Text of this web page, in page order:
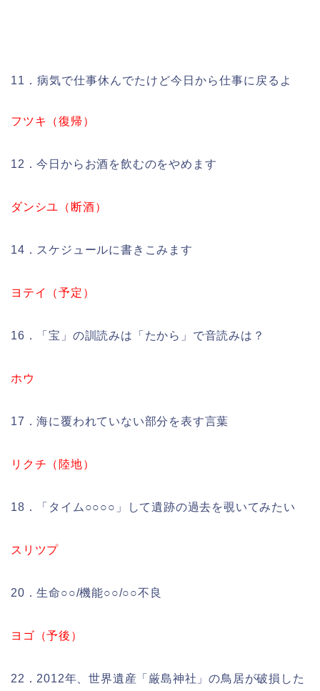
11．病気で仕事休んでたけど今日から仕事に戻るよ
フツキ（復帰）
12．今日からお酒を飲むのをやめます
ダンシユ（断酒）
14．スケジュールに書きこみます
ヨテイ（予定）
16．「宝」の訓読みは「たから」で音読みは？
ホウ
17．海に覆われていない部分を表す言葉
リクチ（陸地）
18．「タイム○○○○」して遺跡の過去を覗いてみたい
スリツプ
20．生命○○/機能○○/○○不良
ヨゴ（予後）
22．2012年、世界遺産「厳島神社」の鳥居が破損した